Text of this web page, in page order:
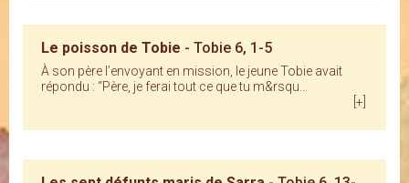
Le poisson de Tobie - Tobie 6, 1-5
À son père l’envoyant en mission, le jeune Tobie avait
répondu : “Père, je ferai tout ce que tu m&rsqu...
[+]